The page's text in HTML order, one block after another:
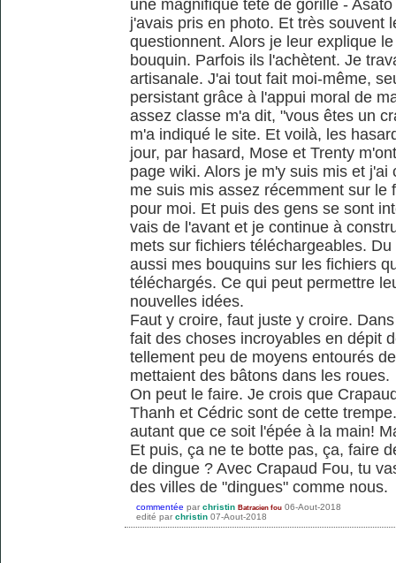
une magnifique tête de gorille -
j'avais pris en photo. Et très souvent
questionnent. Alors je leur explique
bouquin. Parfois ils l'achètent. Je
artisanale. J'ai tout fait moi-même,
persistant grâce à l'appui moral de
assez classe m'a dit, "vous êtes un
m'a indiqué le site. Et voilà, les
jour, par hasard, Mose et Trenty
page wiki. Alors je m'y suis mis et
me suis mis assez récemment sur
pour moi. Et puis des gens se sont
vais de l'avant et je continue à
mets sur fichiers téléchargeables.
aussi mes bouquins sur les fichiers
téléchargés. Ce qui peut permettre
nouvelles idées.
Faut y croire, faut juste y croire.
fait des choses incroyables en dépit
tellement peu de moyens entourés
mettaient des bâtons dans les roues.
On peut le faire. Je crois que
Thanh et Cédric sont de cette
autant que ce soit l'épée à la main!
Et puis, ça ne te botte pas, ça, faire
de dingue ? Avec Crapaud Fou, tu
des villes de "dingues" comme nous.
commentée par christin Batracien fou 06-Aout-2018
edité par christin 07-Aout-2018